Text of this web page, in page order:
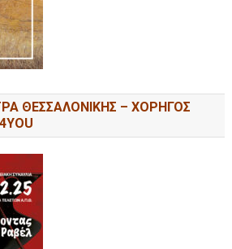
ΘΕΣΣΑΛΟΝΙΚΗΣ – ΧΟΡΗΓΟΣ